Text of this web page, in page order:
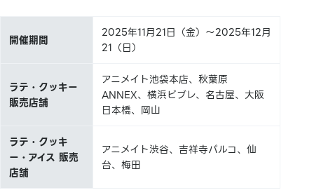
開催期間
2025年11月21日（金）～2025年12月
21（日）
ラテ・クッキー
販売店舗
アニメイト池袋本店、秋葉原
ANNEX、横浜ビブレ、名古屋、大阪
日本橋、岡山
ラテ・クッキ
ー・アイス 販売
店舗
アニメイト渋谷、吉祥寺パルコ、仙
台、梅田